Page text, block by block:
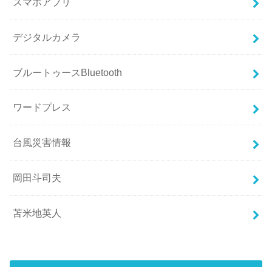
デジタルカメラ
ブルートゥースBluetooth
ワードプレス
台風災害情報
岡田斗司夫
苫米地英人